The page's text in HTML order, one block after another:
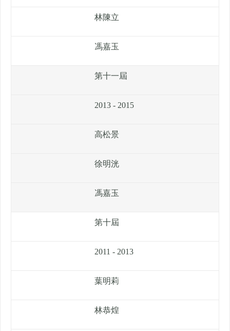
林陳立
馮嘉玉
第十一屆
2013 - 2015
高松景
徐明洸
馮嘉玉
第十屆
2011 - 2013
葉明莉
林恭煌